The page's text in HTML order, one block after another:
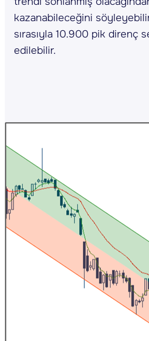
kazanabileceğini
sırasıyla 10.900 pik direnç
edilebilir.